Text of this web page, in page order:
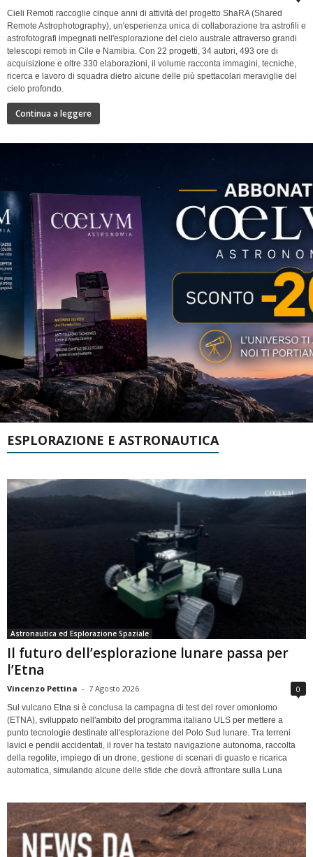
Cieli Remoti raccoglie cinque anni di attività del progetto ShaRA (Shared
Remote Astrophotography), un'esperienza unica di collaborazione tra astrofili e
astrofotografi impegnati nell'esplorazione del cielo australe attraverso grandi
telescopi remoti in Cile e Namibia. Con 22 progetti, 34 autori, 493 ore di
acquisizione e oltre 330 elaborazioni, il volume racconta immagini, tecniche,
ricerca e lavoro di squadra dietro alcune delle più spettacolari meraviglie del
cielo profondo.
Continua a leggere
ESPLORAZIONE E ASTRONAUTICA
Astronautica ed Esplorazione Spaziale
Il futuro dell’esplorazione lunare passa per
l’Etna
Vincenzo Pettina - 7 Agosto 2026 0
Sul vulcano Etna si è conclusa la campagna di test del rover omoniomo
(ETNA), sviluppato nell'ambito del programma italiano ULS per mettere a
punto tecnologie destinate all'esplorazione del Polo Sud lunare. Tra terreni
lavici e pendii accidentati, il rover ha testato navigazione autonoma, raccolta
della regolite, impiego di un drone, gestione di scenari di guasto e ricarica
automatica, simulando alcune delle sfide che dovrà affrontare sulla Luna